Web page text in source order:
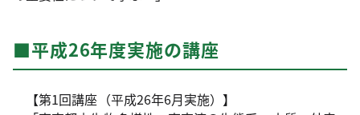
■平成26年度実施の講座
【第1回講座（平成26年6月実施）】